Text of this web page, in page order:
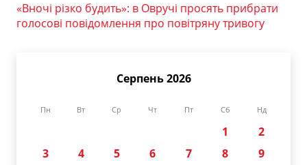
«Вночі різко будить»: в Овручі просять прибрати
голосові повідомлення про повітряну тривогу
Серпень 2026
Пн Вт Ср Чт Пт Сб Нд
1
2
3
4 5 6 7 8
9